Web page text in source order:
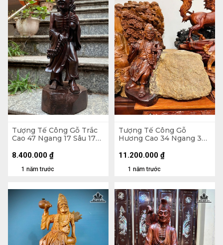
Tượng Tế Công Gỗ Trắc
Cao 47 Ngang 17 Sâu 17
1 năm trước
8.400.000 ₫
Tượng Tế Công Gỗ
Hương Cao 34 Ngang 37
1 năm trước
11.200.000 ₫